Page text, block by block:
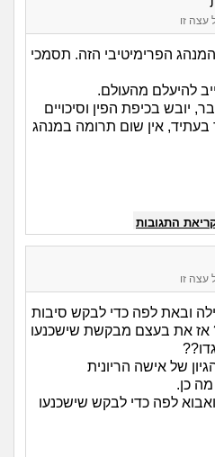
עצה זו
הפרימיטיבי הזה. תסמכי
להיעלם מהעולם.
יובש בכיפת הפין וסיכויים
בעתיד, אין שום תרומה במנהג
התגובות
עצה זו
ובאת לפה כדי לבקש סיבות
אז את בעצם מבקשת שישכנעו
של אישה הריונית
מה כן.
לפה כדי לבקש שישכנעו